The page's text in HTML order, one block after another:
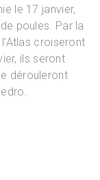
le 17 janvier,
poules. Par la
croiseront
ils seront
dérouleront